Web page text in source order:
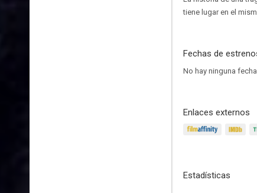
tiene lugar en el
Fechas de
No hay ninguna
Enlaces externos
Estadísticas